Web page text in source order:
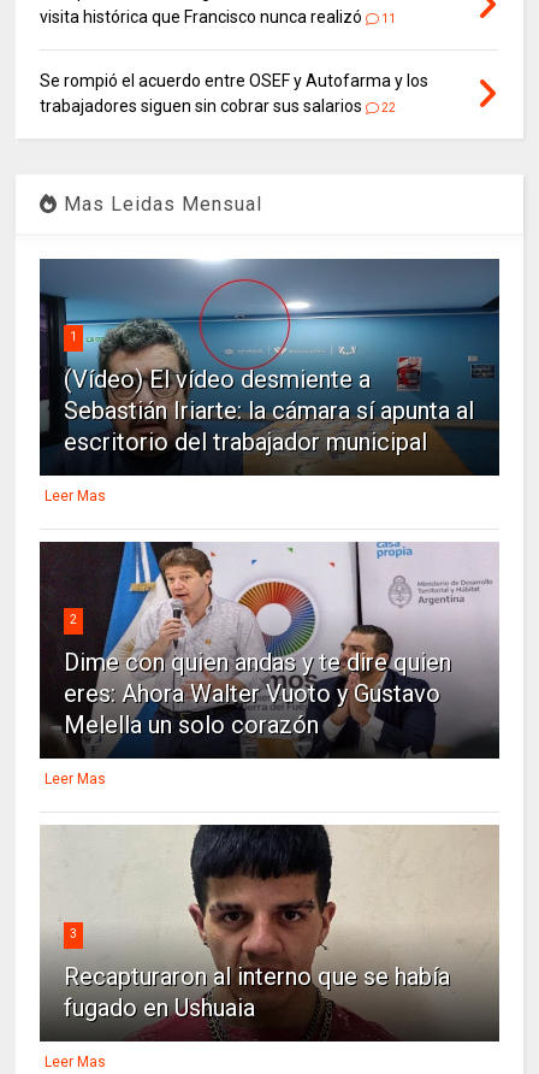
visita histórica que Francisco nunca realizó
11
Se rompió el acuerdo entre OSEF y Autofarma y los
trabajadores siguen sin cobrar sus salarios
22
Mas Leidas Mensual
1
(Vídeo) El vídeo desmiente a
Sebastián Iriarte: la cámara sí apunta al
escritorio del trabajador municipal
Leer Mas
2
Dime con quien andas y te dire quien
eres: Ahora Walter Vuoto y Gustavo
Melella un solo corazón
Leer Mas
3
Recapturaron al interno que se había
fugado en Ushuaia
Leer Mas